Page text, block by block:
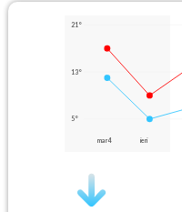
21°
13°
5°
mar 4 ieri